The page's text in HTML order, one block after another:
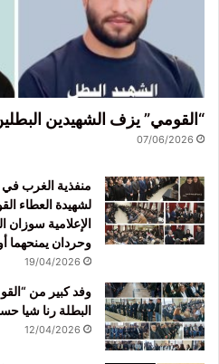
“القومي” يزف الشهيدين
07/06/2026
منفذية الغرب في
لشهيدة العطاء
الإعلامية
وحردان يمنحهما
19/04/2026
وفد كبير من
البطلة رنا شيا
12/04/2026